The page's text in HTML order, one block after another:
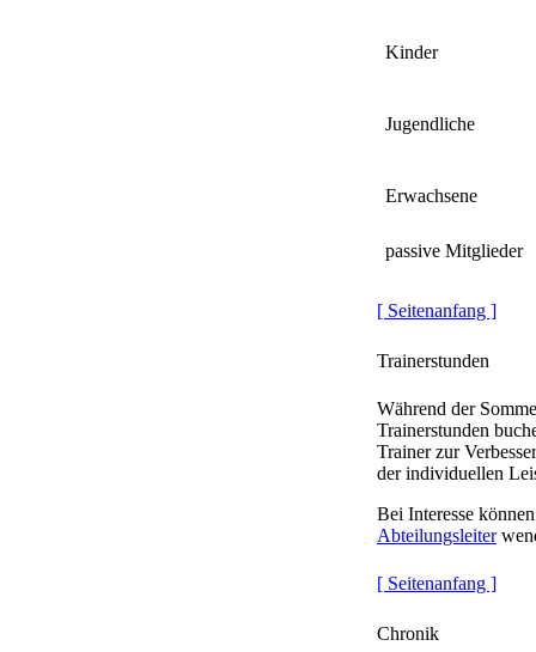
Kinder
Jugendliche
Erwachsene
passive Mitglieder
[ Seitenanfang ]
Trainerstunden
Während der
Trainerstunden
Trainer zur
der individuellen
Bei Interesse
Abteilungsleiter
[ Seitenanfang ]
Chronik